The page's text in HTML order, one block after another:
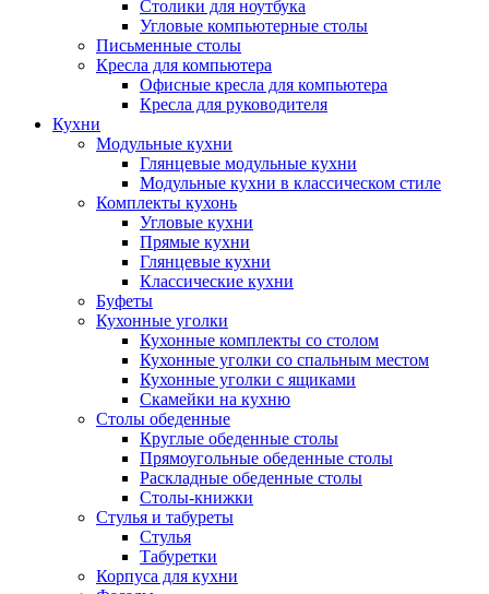
Столики для ноутбука
Угловые компьютерные столы
Письменные столы
Кресла для компьютера
Офисные кресла для компьютера
Кресла для руководителя
Кухни
Модульные кухни
Глянцевые модульные кухни
Модульные кухни в классическом стиле
Комплекты кухонь
Угловые кухни
Прямые кухни
Глянцевые кухни
Классические кухни
Буфеты
Кухонные уголки
Кухонные комплекты со столом
Кухонные уголки со спальным местом
Кухонные уголки с ящиками
Скамейки на кухню
Столы обеденные
Круглые обеденные столы
Прямоугольные обеденные столы
Раскладные обеденные столы
Столы-книжки
Стулья и табуреты
Стулья
Табуретки
Корпуса для кухни